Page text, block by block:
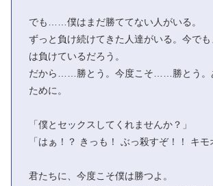
でも……僕はまだ勝ててない人がいる。
ずっと負け続けてきた人達がいる。今で
は負けているだろう。
だから……勝とう。今度こそ……勝とう。
ために。
「僕とセックスしてくれませんか？」
「はぁ！？ きっも！ ぶっ殺すぞ！！ キモ
君たちに、今度こそ僕は勝つよ。